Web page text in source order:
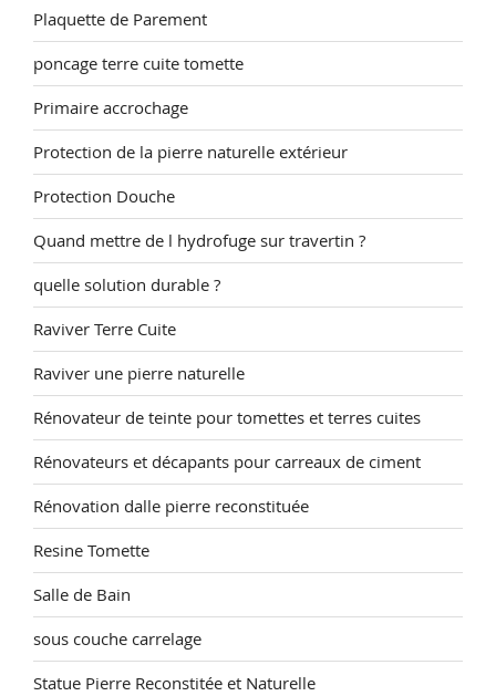
Plaquette de Parement
poncage terre cuite tomette
Primaire accrochage
Protection de la pierre naturelle extérieur
Protection Douche
Quand mettre de l hydrofuge sur travertin ?
quelle solution durable ?
Raviver Terre Cuite
Raviver une pierre naturelle
Rénovateur de teinte pour tomettes et terres cuites
Rénovateurs et décapants pour carreaux de ciment
Rénovation dalle pierre reconstituée
Resine Tomette
Salle de Bain
sous couche carrelage
Statue Pierre Reconstitée et Naturelle